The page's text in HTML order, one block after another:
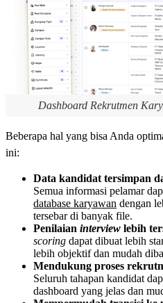
Dashboard Rekrutmen
Beberapa hal yang bisa Anda
ini:
Data kandidat tersimpan
Semua informasi pelamar
database karyawan dengan
tersebar di banyak file.
Penilaian interview lebih
scoring dapat dibuat lebih
lebih objektif dan mudah
Mendukung proses
Seluruh tahapan kandidat
dashboard yang jelas dan